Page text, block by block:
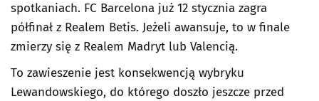
spotkaniach. FC Barcelona już 12 stycznia zagra
półfinał z Realem Betis. Jeżeli awansuje, to w finale
zmierzy się z Realem Madryt lub Valencią.
To zawieszenie jest konsekwencją wybryku
Lewandowskiego, do którego doszło jeszcze przed